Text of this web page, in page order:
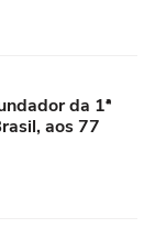
da 1ª
aos 77